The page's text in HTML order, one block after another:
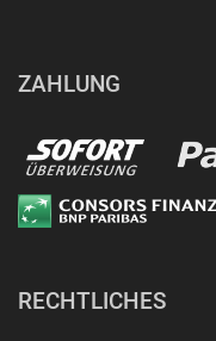
ZAHLUNG
RECHTLICHES